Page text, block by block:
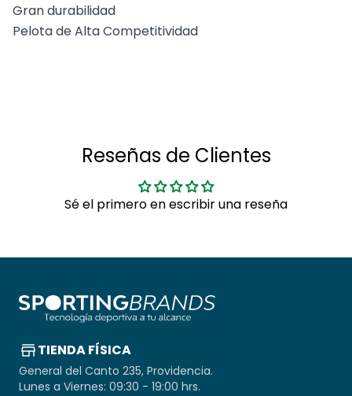
Gran durabilidad
Pelota de Alta Competitividad
Reseñas de Clientes
Sé el primero en escribir una reseña
TIENDA FÍSICA
General del Canto 235, Providencia.
Lunes a Viernes: 09:30 - 19:00 hrs.